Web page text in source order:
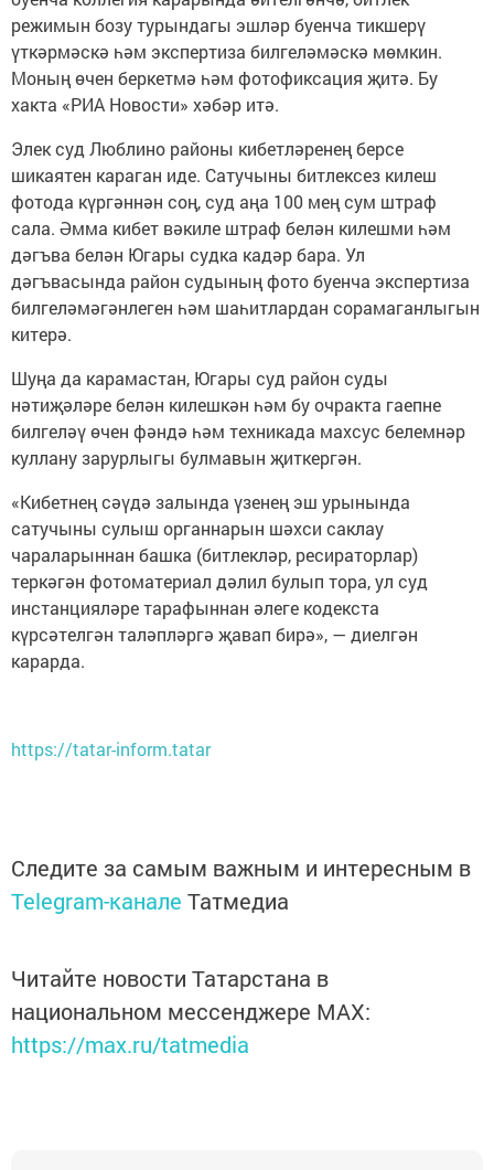
режимын бозу турындагы эшләр буенча тикшерү
үткәрмәскә һәм экспертиза билгеләмәскә мөмкин.
Моның өчен беркетмә һәм фотофиксация җитә. Бу
хакта «РИА Новости» хәбәр итә.
Элек суд Люблино районы кибетләренең берсе
шикаятен караган иде. Сатучыны битлексез килеш
фотода күргәннән соң, суд аңа 100 мең сум штраф
сала. Әмма кибет вәкиле штраф белән килешми һәм
дәгъва белән Югары судка кадәр бара. Ул
дәгъвасында район судының фото буенча экспертиза
билгеләмәгәнлеген һәм шаһитлардан сорамаганлыгын
китерә.
Шуңа да карамастан, Югары суд район суды
нәтиҗәләре белән килешкән һәм бу очракта гаепне
билгеләү өчен фәндә һәм техникада махсус белемнәр
куллану зарурлыгы булмавын җиткергән.
«Кибетнең сәүдә залында үзенең эш урынында
сатучыны сулыш органнарын шәхси саклау
чараларыннан башка (битлекләр, ресираторлар)
теркәгән фотоматериал дәлил булып тора, ул суд
инстанцияләре тарафыннан әлеге кодекста
күрсәтелгән таләпләргә җавап бирә», — диелгән
карарда.
https://tatar-inform.tatar
Следите за самым важным и интересным в
Telegram-канале Татмедиа
Читайте новости Татарстана в
национальном мессенджере MАХ:
https://max.ru/tatmedia